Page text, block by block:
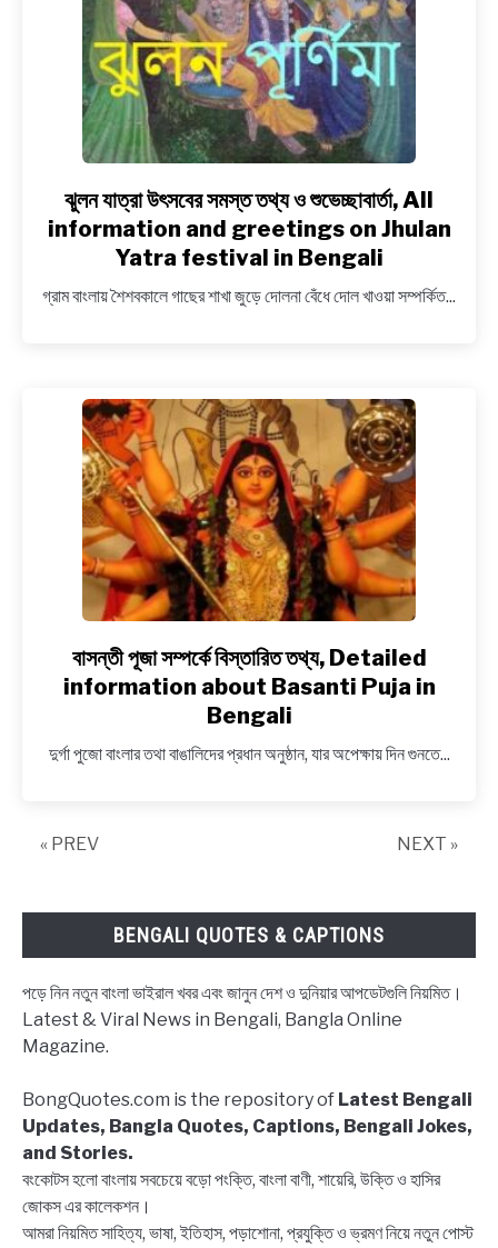
Hanuman
Jayanti
in
Bengali
link
to
ঝুলন
উৎসবের
শুভেচ্ছাবার্তা, All
information
and
greetings
on
Jhulan
Yatra
festival
in
Bengali
ঝুলন যাত্রা উৎসবের সমস্ত তথ্য ও শুভেচ্ছাবার্তা, All
information and greetings on Jhulan
Yatra festival in Bengali
গ্রাম বাংলায় শৈশবকালে গাছের শাখা জুড়ে দোলনা বেঁধে দোল খাওয়া সম্পর্কিত...
link
to
বাসন্তী
সম্পর্কে
Puja
in
বাসন্তী পূজা সম্পর্কে বিস্তারিত তথ্য, Detailed
information about Basanti Puja in
Bengali
দুর্গা পুজো বাংলার তথা বাঙালিদের প্রধান অনুষ্ঠান, যার অপেক্ষায় দিন গুনতে...
« PREV NEXT »
BENGALI QUOTES & CAPTIONS
পড়ে নিন নতুন বাংলা ভাইরাল খবর এবং জানুন দেশ ও দুনিয়ার আপডেটগুলি নিয়মিত।
Latest & Viral News in Bengali, Bangla Online
Magazine.
BongQuotes.com is the repository of Latest Bengali
Updates, Bangla Quotes, Captions, Bengali Jokes,
and Stories.
বংকোটস হলো বাংলায় সবচেয়ে বড়ো পংক্তি, বাংলা বাণী, শায়েরি, উক্তি ও হাসির
জোকস এর কালেকশন।
আমরা নিয়মিত সাহিত্য, ভাষা, ইতিহাস, পড়াশোনা, প্রযুক্তি ও ভ্রমণ নিয়ে নতুন পোস্ট